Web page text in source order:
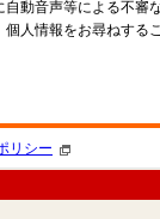
動音声等による不審
人情報をお尋ねする
リシー